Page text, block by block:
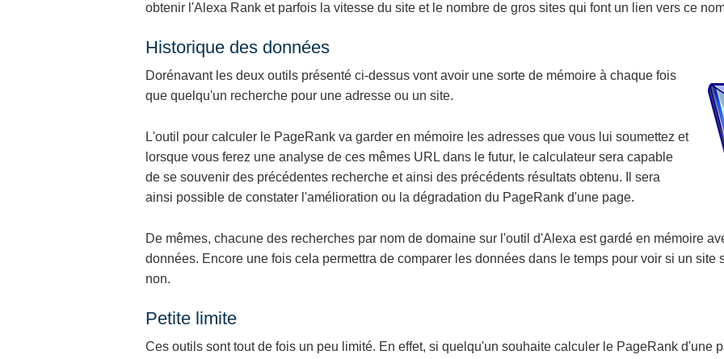
obtenir l'Alexa Rank et parfois la vitesse du site et le nombre de gros sites qui font un lien vers ce
Historique des données
Dorénavant les deux outils présenté ci-dessus vont avoir une sorte de mémoire à chaque fois
que quelqu'un recherche pour une adresse ou un site.
L'outil pour calculer le PageRank va garder en mémoire les adresses que vous lui soumettez et
lorsque vous ferez une analyse de ces mêmes URL dans le futur, le calculateur sera capable
de se souvenir des précédentes recherche et ainsi des précédents résultats obtenu. Il sera
ainsi possible de constater l'amélioration ou la dégradation du PageRank d'une page.
De mêmes, chacune des recherches par nom de domaine sur l'outil d'Alexa est gardé en mémoire
données. Encore une fois cela permettra de comparer les données dans le temps pour voir si un site
non.
Petite limite
Ces outils sont tout de fois un peu limité. En effet, si quelqu'un souhaite calculer le PageRank d'une